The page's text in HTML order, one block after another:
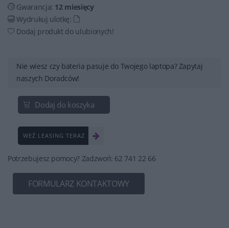
Gwarancja: 12 miesięcy
Wydrukuj ulotkę:
Dodaj produkt do ulubionych!
Nie wiesz czy bateria pasuje do Twojego laptopa? Zapytaj
naszych Doradców!
Dodaj do koszyka
WEŹ LEASING TERAZ
Potrzebujesz pomocy? Zadzwoń: 62 741 22 66
FORMULARZ KONTAKTOWY